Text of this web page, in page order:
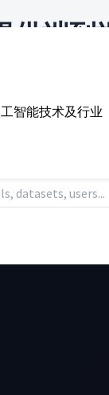
智能技术及行业